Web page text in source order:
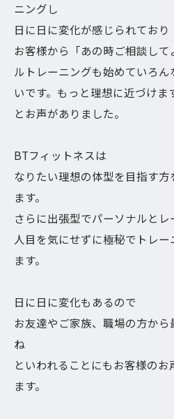
ニングし
日に日に変化が感じられており
お客様から「あの時ご相談し
ルトレーニングも始めていろ
いです。もっと理想に近づけま
とお声がありました。
BTフィットネスは
なりたい理想の体型を目指す
ます。
さらに出張型でパーソナルと
人目を気にせずに極秘でトレ
ます。
日に日に変化もあるので
お友達やご家族、職場の方か
ね
といわれることにもお客様の
ます。